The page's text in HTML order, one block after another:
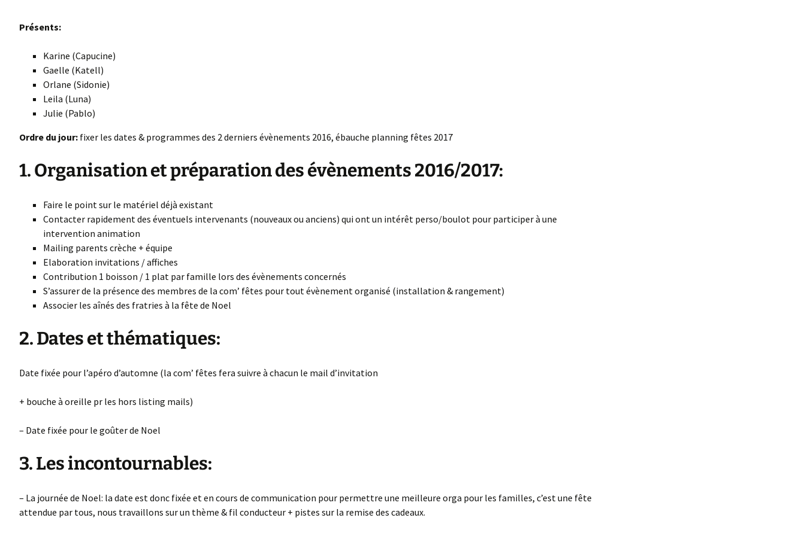
Présents:
Karine (Capucine)
Gaelle (Katell)
Orlane (Sidonie)
Leila (Luna)
Julie (Pablo)
Ordre du jour: fixer les dates & programmes des 2 derniers évènements 2016, ébauche planning fêtes 2017
1. Organisation et préparation des évènements 2016/2017:
Faire le point sur le matériel déjà existant
Contacter rapidement des éventuels intervenants (nouveaux ou anciens) qui ont un intérêt perso/boulot pour participer à une
intervention animation
Mailing parents crèche + équipe
Elaboration invitations / affiches
Contribution 1 boisson / 1 plat par famille lors des évènements concernés
Sʼassurer de la présence des membres de la comʼ fêtes pour tout évènement organisé (installation & rangement)
Associer les aînés des fratries à la fête de Noel
2. Dates et thématiques:
Date fixée pour lʼapéro dʼautomne (la comʼ fêtes fera suivre à chacun le mail dʼinvitation
+ bouche à oreille pr les hors listing mails)
– Date fixée pour le goûter de Noel
3. Les incontournables:
– La journée de Noel: la date est donc fixée et en cours de communication pour permettre une meilleure orga pour les familles, cʼest une fête
attendue par tous, nous travaillons sur un thème & fil conducteur + pistes sur la remise des cadeaux.